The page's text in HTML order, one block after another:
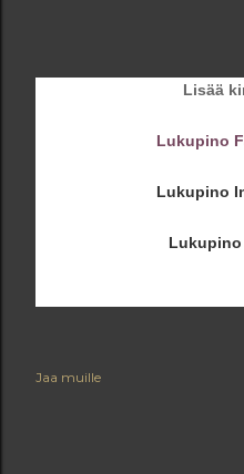
Lisää
Lukupino
Lukupino
Jaa muille